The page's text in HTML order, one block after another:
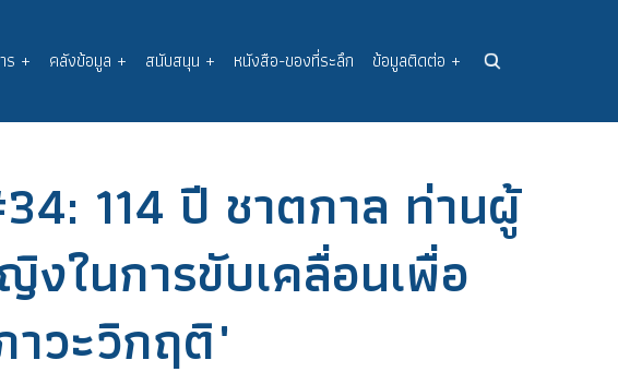
ร + คลังข้อมูล + สนับสนุน + หนังสือ-ของที่ระลึก ข้อมูลติดต่อ +
114 ปี ชาตกาล ท่านผู้
ในการขับเคลื่อนเพื่อ
วะวิกฤติ"